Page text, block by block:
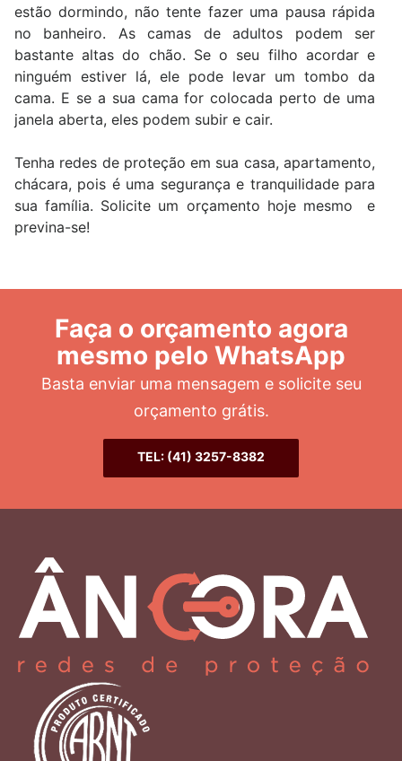
estão dormindo, não tente fazer uma pausa rápida
no banheiro. As camas de adultos podem ser
bastante altas do chão. Se o seu filho acordar e
ninguém estiver lá, ele pode levar um tombo da
cama. E se a sua cama for colocada perto de uma
janela aberta, eles podem subir e cair.
Tenha redes de proteção em sua casa, apartamento,
chácara, pois é uma segurança e tranquilidade para
sua família. Solicite um orçamento hoje mesmo e
previna-se!
Faça o orçamento agora
mesmo pelo WhatsApp
Basta enviar uma mensagem e solicite seu
orçamento grátis.
TEL: (41) 3257-8382